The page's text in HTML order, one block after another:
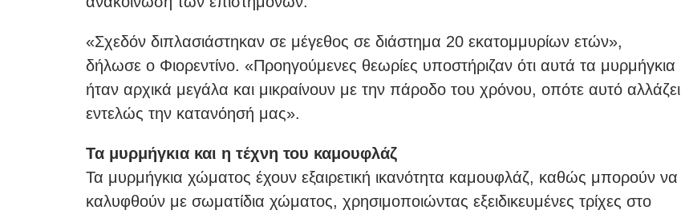
«Σχεδόν διπλασιάστηκαν σε μέγεθος σε διάστημα 20 εκατομμυρίων ετών»,
δήλωσε ο Φιορεντίνο. «Προηγούμενες θεωρίες υποστήριζαν ότι αυτά τα μυρμήγκια
ήταν αρχικά μεγάλα και μικραίνουν με την πάροδο του χρόνου, οπότε αυτό αλλάζει
εντελώς την κατανόησή μας».
Τα μυρμήγκια και η τέχνη του καμουφλάζ
Τα μυρμήγκια χώματος έχουν εξαιρετική ικανότητα καμουφλάζ, καθώς μπορούν να
καλυφθούν με σωματίδια χώματος, χρησιμοποιώντας εξειδικευμένες τρίχες στο